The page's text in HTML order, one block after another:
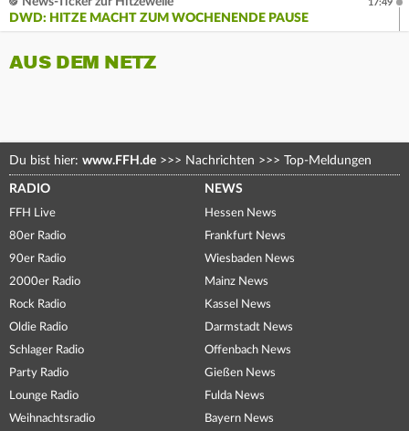
DWD: HITZE MACHT ZUM WOCHENENDE PAUSE
17:49
AUS DEM NETZ
Du bist hier: www.FFH.de >>> Nachrichten >>> Top-Meldungen
RADIO
FFH Live
80er Radio
90er Radio
2000er Radio
Rock Radio
Oldie Radio
Schlager Radio
Party Radio
Lounge Radio
Weihnachtsradio
NEWS
Hessen News
Frankfurt News
Wiesbaden News
Mainz News
Kassel News
Darmstadt News
Offenbach News
Gießen News
Fulda News
Bayern News